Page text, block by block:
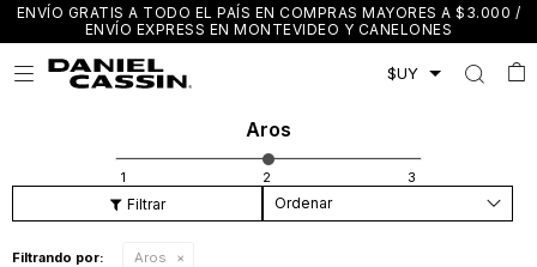
ENVÍO GRATIS A TODO EL PAÍS EN COMPRAS MAYORES A $3.000 /
ENVÍO EXPRESS EN MONTEVIDEO Y CANELONES

Aros
Recomendados
Filtrando por: Aros